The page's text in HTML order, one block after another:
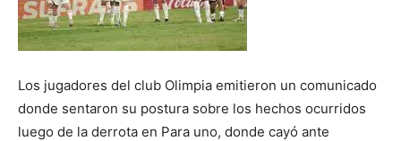
Los jugadores del club Olimpia emitieron un comunicado
donde sentaron su postura sobre los hechos ocurridos
luego de la derrota en Para uno, donde cayó ante